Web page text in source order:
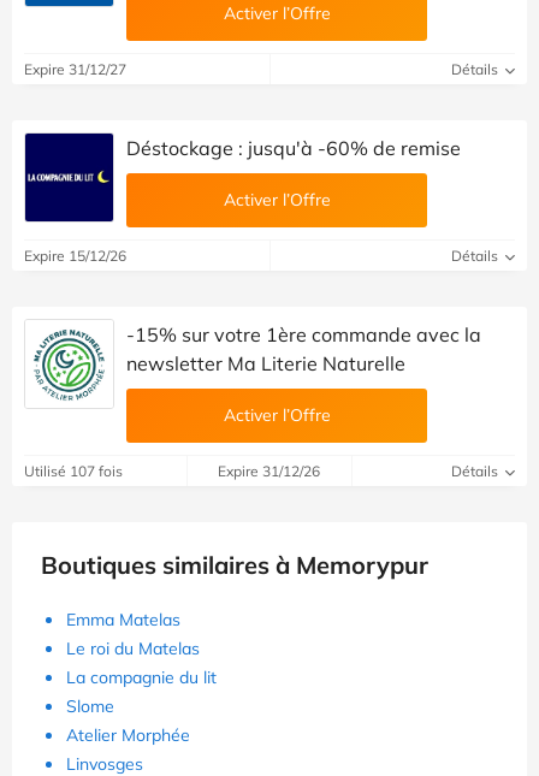
Activer l’Offre
Expire 31/12/27 Détails
Déstockage : jusqu'à -60% de remise
Activer l’Offre
Expire 15/12/26 Détails
-15% sur votre 1ère commande avec la
newsletter Ma Literie Naturelle
Activer l’Offre
Utilisé 107 fois Expire 31/12/26 Détails
Boutiques similaires à Memorypur
Emma Matelas
Le roi du Matelas
La compagnie du lit
Slome
Atelier Morphée
Linvosges